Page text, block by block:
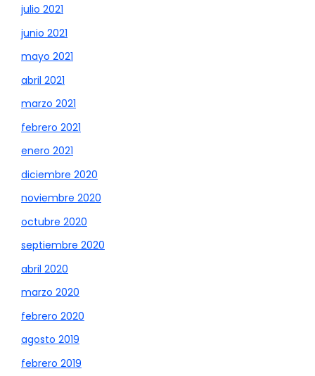
julio 2021
junio 2021
mayo 2021
abril 2021
marzo 2021
febrero 2021
enero 2021
diciembre 2020
noviembre 2020
octubre 2020
septiembre 2020
abril 2020
marzo 2020
febrero 2020
agosto 2019
febrero 2019